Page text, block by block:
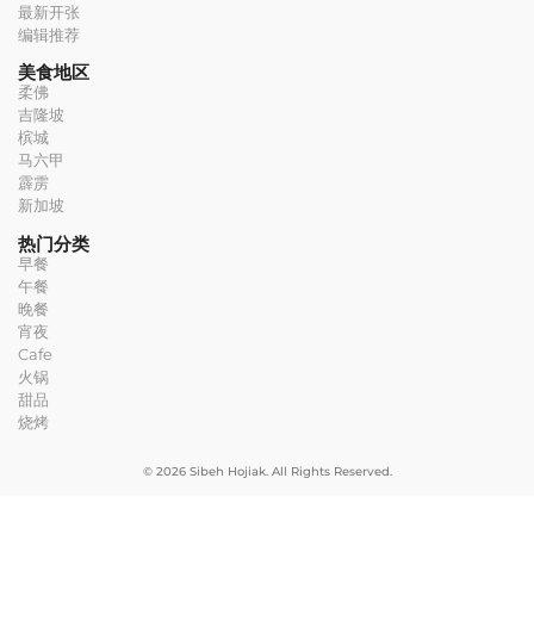
最新开张
编辑推荐
美食地区
柔佛
吉隆坡
槟城
马六甲
霹雳
新加坡
热门分类
早餐
午餐
晚餐
宵夜
Cafe
火锅
甜品
烧烤
© 2026 Sibeh Hojiak. All Rights Reserved.